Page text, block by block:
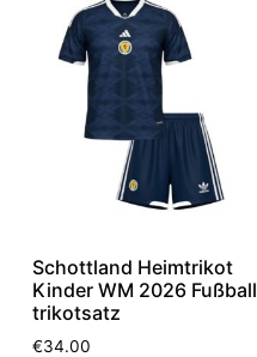
Schottland Heimtrikot
Kinder WM 2026 Fußball
trikotsatz
€34.00